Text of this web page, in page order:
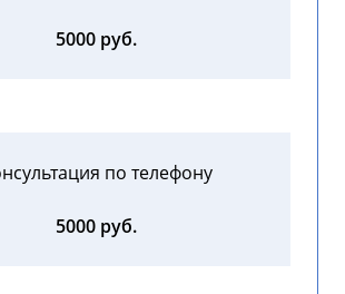
5000 руб.
по телефону
5000 руб.